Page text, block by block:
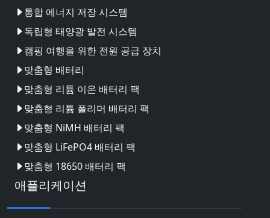
통합 에너지 저장 시스템
독립형 태양광 발전 시스템
캠핑 여행을 위한 전원 공급 장치
맞춤형 배터리
맞춤형 리튬 이온 배터리 팩
맞춤형 리튬 폴리머 배터리 팩
맞춤형 NiMH 배터리 팩
맞춤형 LiFePO4 배터리 팩
맞춤형 18650 배터리 팩
애플리케이션